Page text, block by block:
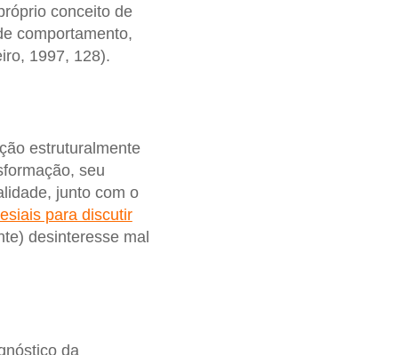
conceito de
comportamento,
1997, 128).
estruturalmente
seu
junto com o
para discutir
desinteresse mal
da